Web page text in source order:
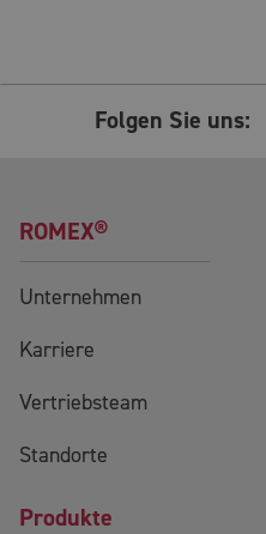
Folgen Sie uns:
ROMEX®
Unternehmen
Karriere
Vertriebsteam
Standorte
Produkte